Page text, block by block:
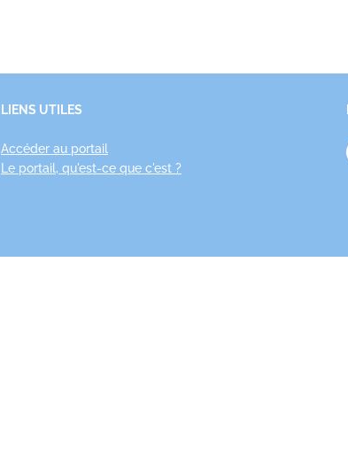
LIENS UTILES
Accéder au portail
Le portail, qu'est-ce que c'est ?